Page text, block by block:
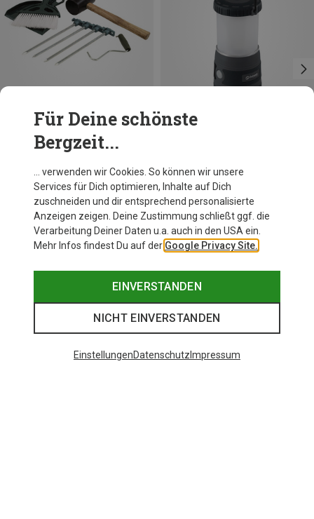
Du sparst 10%
Für Deine schönste
Bergzeit...
… verwenden wir Cookies. So können wir unsere
Services für Dich optimieren, Inhalte auf Dich
zuschneiden und dir entsprechend personalisierte
Anzeigen zeigen. Deine Zustimmung schließt ggf. die
Verarbeitung Deiner Daten u.a. auch in den USA ein.
Mehr Infos findest Du auf der Google Privacy Site.
EINVERSTANDEN
NICHT EINVERSTANDEN
EinstellungenDatenschutz Impressum